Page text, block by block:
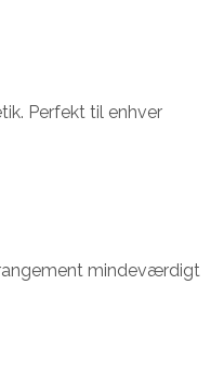
Perfekt til enhver
mindeværdigt